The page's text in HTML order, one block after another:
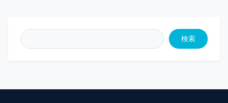
検索